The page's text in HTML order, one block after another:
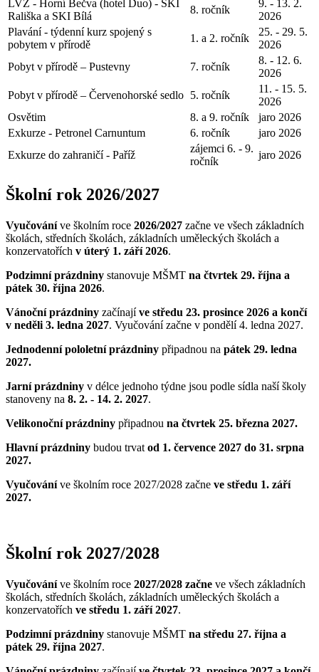
LVZ - Horní Bečva (hotel Duo) - SKI
Rališka a SKI Bílá
8. ročník
9. - 13. 2.
2026
Plavání - týdenní kurz spojený s
pobytem v přírodě
1. a 2. ročník
25. - 29. 5.
2026
Pobyt v přírodě – Pustevny
7. ročník
8. - 12. 6.
2026
Pobyt v přírodě – Červenohorské sedlo 5. ročník
11. - 15. 5.
2026
Osvětim
8. a 9. ročník
jaro 2026
Exkurze - Petronel Carnuntum
6. ročník
jaro 2026
Exkurze do zahraničí - Paříž
zájemci 6. - 9.
ročník
jaro 2026
Školní rok 2026/2027
Vyučováníve školním roce 2026/2027 začne ve všech základních
školách, středních školách, základních uměleckých školách a
konzervatořích v úterý 1. září 2026.
Podzimní prázdniny stanovuje MŠMT na čtvrtek 29. října a
pátek 30. října 2026.
Vánoční prázdniny začínajíve středu 23. prosince 2026 a končí
v neděli 3. ledna 2027. Vyučování začne v pondělí 4. ledna 2027.
Jednodenní pololetní prázdniny připadnou na pátek 29. ledna
2027.
Jarní prázdniny v délce jednoho týdne jsou podle sídla naší školy
stanoveny na 8. 2. - 14. 2. 2027.
Velikonoční prázdniny připadnou na čtvrtek 25. března 2027.
Hlavní prázdniny budou trvat od 1. července 2027 do 31. srpna
2027.
Vyučováníve školním roce 2027/2028 začne ve středu 1. září
2027.
Školní rok 2027/2028
Vyučováníve školním roce 2027/2028 začne ve všech základních
školách, středních školách, základních uměleckých školách a
konzervatořích ve středu 1. září 2027.
Podzimní prázdniny stanovuje MŠMT na středu 27. října a
pátek 29. října 2027.